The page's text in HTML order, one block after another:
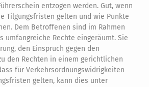
entzogen werden. Gut, wenn
Tilgungsfristen gelten und wie Punkte
Dem Betroffenen sind im Rahmen
umfangreiche Rechte eingeräumt. Sie
den Einspruch gegen den
den Rechten in einem gerichtlichen
für Verkehrsordnungswidrigkeiten
gelten, kann dies unter